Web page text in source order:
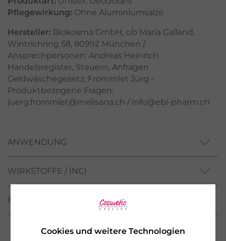
Cookies und weitere Technologien
Pflegewirkung: Ohne Aluminiumsalze
Hersteller: Biokosma GmbH, c/o Maria Galland,
Wintrichring 58, 80992 München /
Ansprechpersonen: Andreas Heinrich -
Handelsregister, Steuern, Anfragen
Geldwäschegesetz; Frommlet Jürg -
Produktbezogene Fragen:
juerg.frommlet@melisana.ch / info@ebi-pharm.ch
ANWENDUNG
WIRKSTOFFE / INCI
BEWERTUNGEN